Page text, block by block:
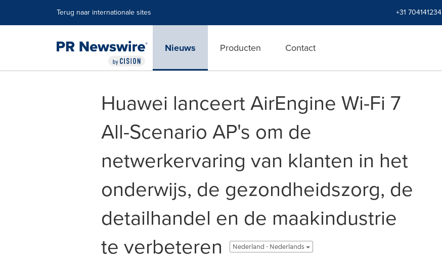
Terug naar internationale sites +31 704141234
Nieuws Producten Contact
Huawei lanceert AirEngine Wi-Fi 7
All-Scenario AP's om de
netwerkervaring van klanten in het
onderwijs, de gezondheidszorg, de
detailhandel en de maakindustrie
te verbeteren
Nederland - Nederlands